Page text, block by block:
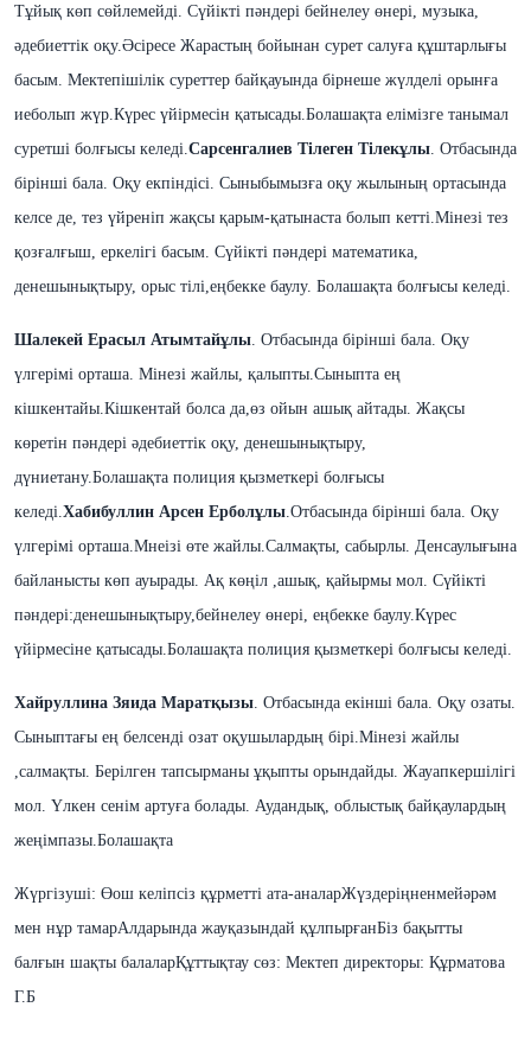
Тұйық көп сөйлемейді. Сүйікті пәндері бейнелеу өнері, музыка,
әдебиеттік оқу. Әсіресе Жарастың бойынан сурет салуға құштарлығы
басым. Мектепішілік суреттер байқауында бірнеше жүлделі орынға
иеболып жүр.Күрес үйірмесін қатысады.Болашақта елімізге танымал
суретші болғысы келеді. Сарсенгалиев Тілеген Тілекұлы . Отбасында
бірінші бала. Оқу екпіндісі. Сыныбымызға оқу жылының ортасында
келсе де, тез үйреніп жақсы қарым-қатынаста болып кетті.Мінезі тез
қозғалғыш, еркелігі басым. Сүйікті пәндері математика,
денешынықтыру, орыс тілі,еңбекке баулу. Болашақта болғысы келеді.
Шалекей Ерасыл Атымтайұлы . Отбасында бірінші бала. Оқу
үлгерімі орташа. Мінезі жайлы, қалыпты.Сыныпта ең
кішкентайы.Кішкентай болса да,өз ойын ашық айтады. Жақсы
көретін пәндері әдебиеттік оқу, денешынықтыру,
дүниетану.Болашақта полиция қызметкері болғысы
келеді. Хабибуллин Арсен Ерболұлы .Отбасында бірінші бала. Оқу
үлгерімі орташа.Мнеізі өте жайлы.Салмақты, сабырлы. Денсаулығына
байланысты көп ауырады. Ақ көңіл ,ашық, қайырмы мол. Сүйікті
пәндері:денешынықтыру,бейнелеу өнері, еңбекке баулу.Күрес
үйірмесіне қатысады.Болашақта полиция қызметкері болғысы келеді.
Хайруллина Зяида Маратқызы . Отбасында екінші бала. Оқу озаты.
Сыныптағы ең белсенді озат оқушылардың бірі. Мінезі жайлы
,салмақты. Берілген тапсырманы ұқыпты орындайды. Жауапкершілігі
мол. Үлкен сенім артуға болады. Аудандық, облыстық байқаулардың
жеңімпазы. Болашақта
Жүргізуші: Өош келіпсіз құрметті ата-аналарЖүздеріңненмейәрәм
мен нұр тамарАлдарында жауқазындай құлпырғанБіз бақытты
балғын шақты балаларҚұттықтау сөз: Мектеп директоры: Құрматова
Г.Б